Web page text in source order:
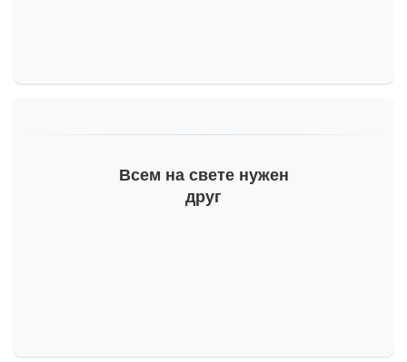
Всем на свете нужен
друг